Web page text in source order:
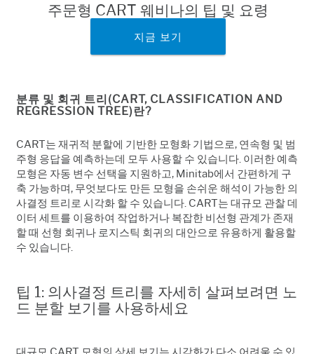
주문형 CART 웨비나의 팁 및 요령
지금 보기
분류 및 회귀 트리(CART, CLASSIFICATION AND
REGRESSION TREE)란?
CART는 재귀적 분할에 기반한 모형화 기법으로, 연속형 및 범
주형 응답을 예측하는데 모두 사용할 수 있습니다. 이러한 예측
모형은 자동 변수 선택을 지원하고, Minitab에서 간편하게 구
축 가능하며, 무엇보다도 만든 모형을 손쉬운 해석이 가능한 의
사결정 트리로 시각화 할 수 있습니다. CART는 대규모 관찰 데
이터 세트를 이용하여 작업하거나 복잡한 비선형 관계가 존재
할 때 선형 회귀나 로지스틱 회귀의 대안으로 유용하게 활용할
수 있습니다.
팁 1: 의사결정 트리를 자세히 살펴보려면 노
드 분할 보기를 사용하세요